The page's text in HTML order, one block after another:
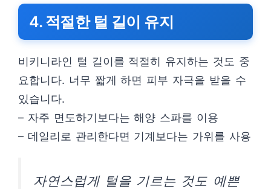
4. 적절한 털 길이 유지
비키니라인 털 길이를 적절히 유지하는 것도 중
요합니다. 너무 짧게 하면 피부 자극을 받을 수
있습니다.
– 자주 면도하기보다는 해양 스파를 이용
– 데일리로 관리한다면 기계보다는 가위를 사용
자연스럽게 털을 기르는 것도 예쁜